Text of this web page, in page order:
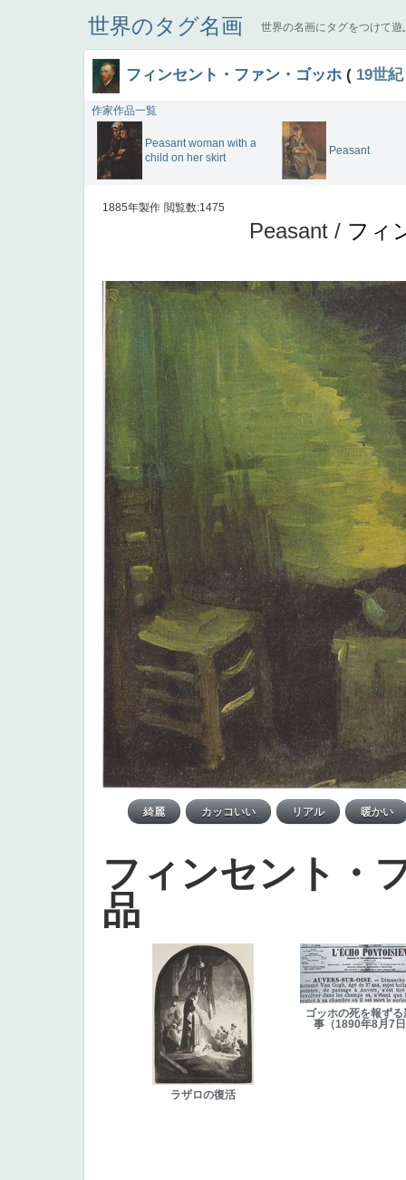
世界のタグ名画 世界の名画にタグをつけて遊
フィンセント・ファン・ゴッホ ( 19世紀
作家作品一覧
Peasant woman with a
child on her skirt
Peasant
1885年製作 閲覧数:1475
Peasant / フィ
フィンセント・
品
ラザロの復活
ゴッホの死を報ずる
事（1890年8月7